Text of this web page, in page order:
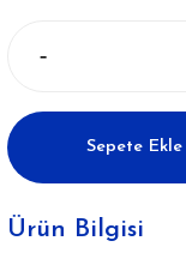
Sepete Ekle
Ürün Bilgisi